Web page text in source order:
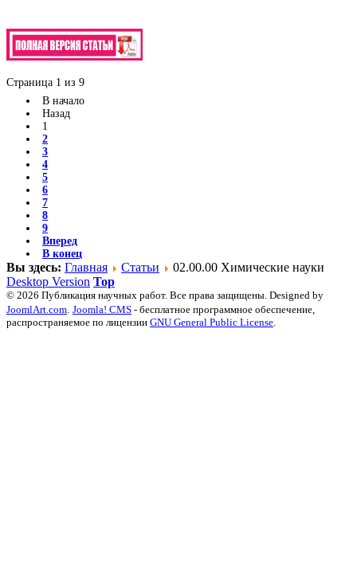
Страница 1 из 9
В начало
Назад
1
2
3
4
5
6
7
8
9
Вперед
В конец
Вы здесь: Главная Статьи
02.00.00 Химические науки
Desktop Version Top
© 2026 Публикация научных работ. Все права защищены. Designed by
JoomlArt.com. Joomla! CMS - бесплатное программное обеспечение,
распространяемое по лицензии GNU General Public License.